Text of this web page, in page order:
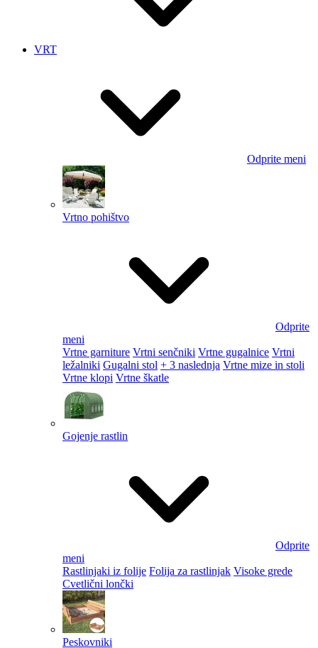
VRT
Odprite meni
Vrtno pohištvo
Odprite
meni
Vrtne garniture Vrtni senčniki Vrtne gugalnice Vrtni
ležalniki Gugalni stol + 3 naslednja Vrtne mize in stoli
Vrtne klopi Vrtne škatle
Gojenje rastlin
Odprite
meni
Rastlinjaki iz folije Folija za rastlinjak Visoke grede
Cvetlični lončki
Peskovniki